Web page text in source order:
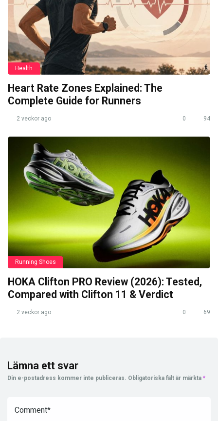
Health
Heart Rate Zones Explained: The
Complete Guide for Runners
2 veckor ago 0 94
Running Shoes
HOKA Clifton PRO Review (2026): Tested,
Compared with Clifton 11 & Verdict
2 veckor ago 0 69
Lämna ett svar
Din e-postadress kommer inte publiceras. Obligatoriska fält är märkta *